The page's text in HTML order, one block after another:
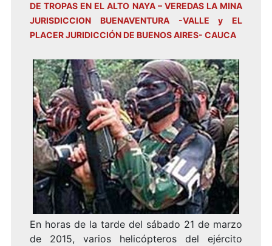
DE TROPAS EN EL ALTO NAYA – VEREDAS LA MINA
JURISDICCION BUENAVENTURA -VALLE y EL
PLACER JURIDICCIÓN DE BUENOS AIRES- CAUCA
En horas de la tarde del sábado 21 de marzo
de 2015, varios helicópteros del ejército